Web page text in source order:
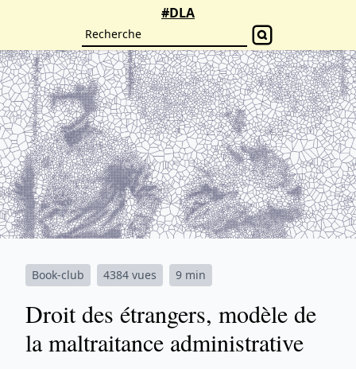
#DLA
Book-club 4384 vues 9 min
​​Droit des étrangers, modèle de
la maltraitance administrative